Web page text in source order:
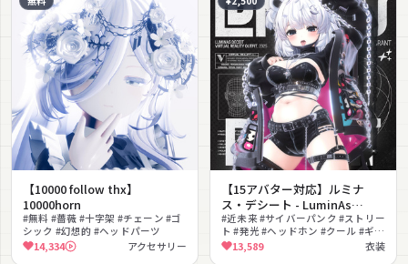
【10000 follow thx】
10000horn
#無料 #薔薇 #十字架 #チェーン #ゴ
シック #幻想的 #ヘッドパーツ
14,334 アクセサリー
【15アバター対応】ルミナ
ス・デシート - LuminAs
Deceit -【MA対応】
#近未来 #サイバーパンク #ストリー
ト #発光 #ヘッドホン #クール #ギミ
ック #セクシー #MA対応
#AudioLink対応
13,589 衣装